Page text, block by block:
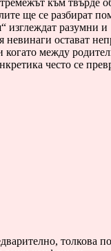
към твърде
ще се разбират
изглеждат разумни и
невинаги остават
между
често се
толкова